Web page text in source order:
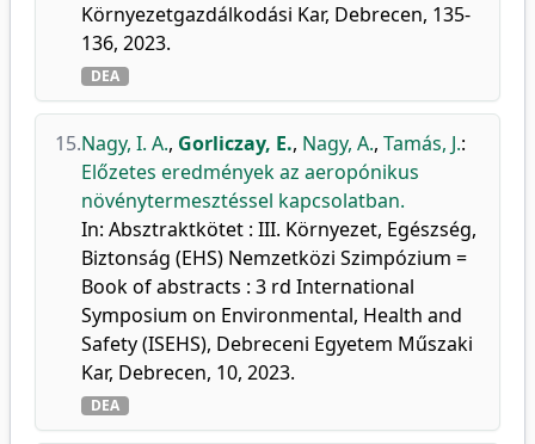
Környezetgazdálkodási Kar, Debrecen, 135-
136, 2023.
DEA
15.Nagy, I. A., Gorliczay, E., Nagy, A., Tamás, J.:
Előzetes eredmények az aeropónikus
növénytermesztéssel kapcsolatban.
In: Absztraktkötet : III. Környezet, Egészség,
Biztonság (EHS) Nemzetközi Szimpózium =
Book of abstracts : 3 rd International
Symposium on Environmental, Health and
Safety (ISEHS), Debreceni Egyetem Műszaki
Kar, Debrecen, 10, 2023.
DEA